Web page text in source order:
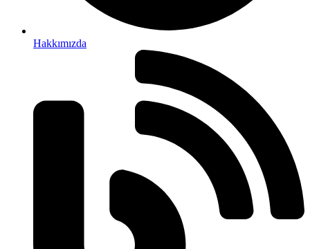
Hakkımızda